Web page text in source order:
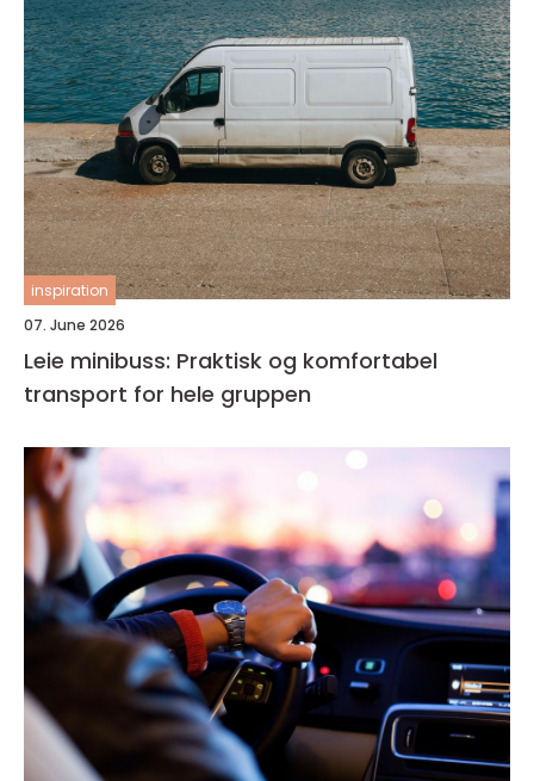
inspiration
07. June 2026
Leie minibuss: Praktisk og komfortabel
transport for hele gruppen